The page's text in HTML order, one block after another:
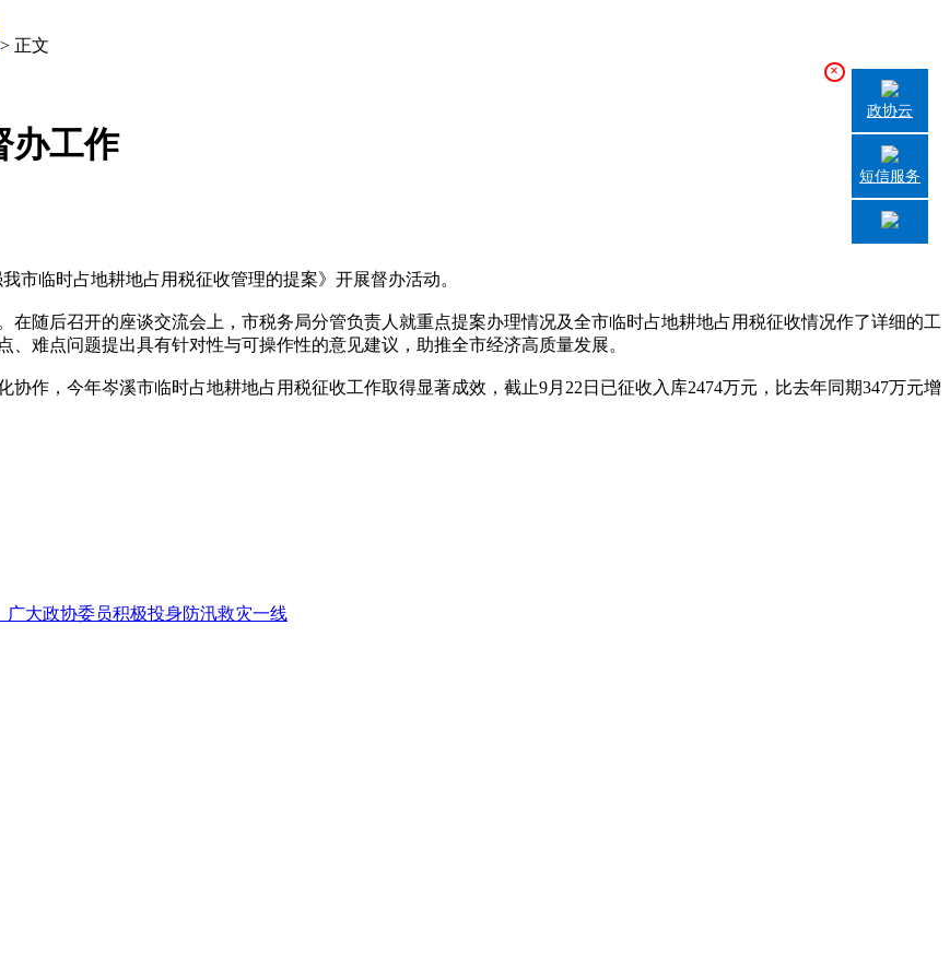
> 正文
办工作
临时占地耕地占用税征收管理的提案》开展督办活动。
后召开的座谈交流会上，市税务局分管负责人就重点提案办理情况及全市临时占地耕地占用税征收情况作了详细的工
难点问题提出具有针对性与可操作性的意见建议，助推全市经济高质量发展。
，今年岑溪市临时占地耕地占用税征收工作取得显著成效，截止9月22日已征收入库2474万元，比去年同期347万元增
大政协委员积极投身防汛救灾一线
×
政协云
短信服务